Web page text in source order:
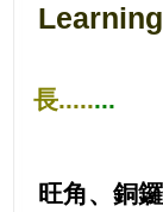
長........
旺角、銅